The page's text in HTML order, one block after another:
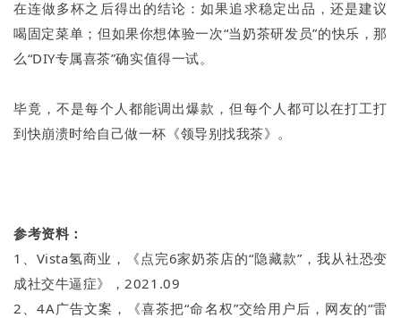
在连做多杯之后得出的结论：如果追求稳定出品，还是建议
喝固定菜单；但如果你想体验一次“当奶茶研发员”的快乐，那
么“DIY专属喜茶”确实值得一试。
毕竟，不是每个人都能调出爆款，但每个人都可以在打工打
到快崩溃时给自己做一杯《领导别找我茶》。
参考资料：
1、Vista氢商业，《点完6家奶茶店的“隐藏款”，我从社恐变
成社交牛逼症》，2021.09
2、4A广告文案，《喜茶把“命名权”交给用户后，网友的“雷